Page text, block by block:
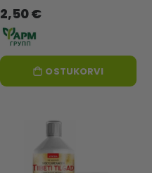
2,50 €
OSTUKORVI